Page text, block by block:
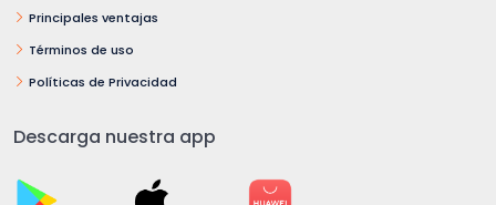
Principales ventajas
Términos de uso
Políticas de Privacidad
Descarga nuestra app